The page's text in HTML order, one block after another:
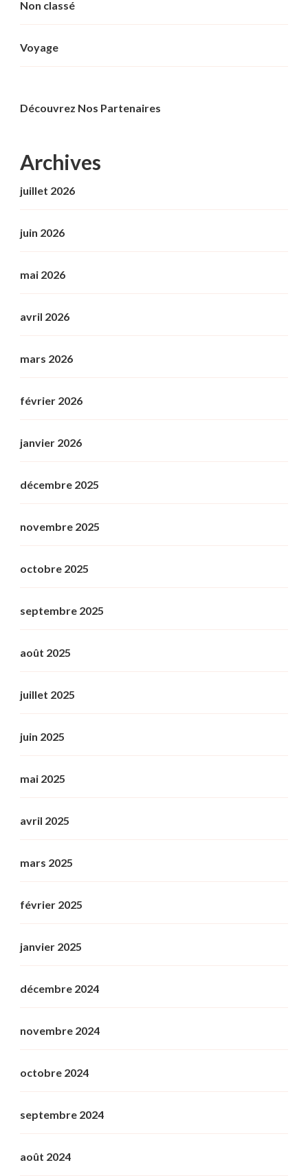
Non classé
Voyage
Découvrez Nos Partenaires
Archives
juillet 2026
juin 2026
mai 2026
avril 2026
mars 2026
février 2026
janvier 2026
décembre 2025
novembre 2025
octobre 2025
septembre 2025
août 2025
juillet 2025
juin 2025
mai 2025
avril 2025
mars 2025
février 2025
janvier 2025
décembre 2024
novembre 2024
octobre 2024
septembre 2024
août 2024